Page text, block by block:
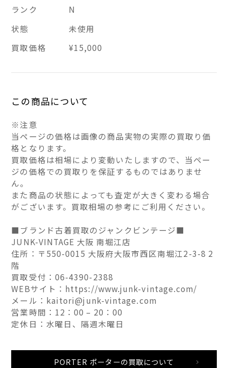
ランク
N
状態
未使用
買取価格
¥15,000
この商品について
※注意
当ページの価格は画像の商品実物の実際の買取り価
格となります。
買取価格は相場により変動いたしますので、当ペー
ジの価格での買取りを保証するものではありませ
ん。
また商品の状態によっても査定が大きく変わる場合
がございます。買取相場の参考にご利用ください。
■ブランド古着買取のジャンクビンテージ■
JUNK-VINTAGE 大阪 南堀江店
住所：〒550-0015 大阪府大阪市西区南堀江2-3-8 2
階
買取受付：06-4390-2388
WEBサイト：https://www.junk-vintage.com/
メール：kaitori@junk-vintage.com
営業時間：12：00 – 20：00
定休日：水曜日、隔週木曜日
PORTER ポーターの買取について